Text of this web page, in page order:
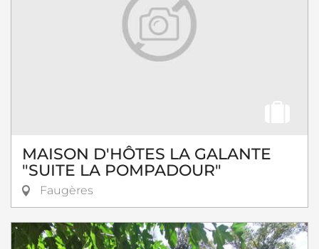
MAISON D'HÔTES LA GALANTE
"SUITE LA POMPADOUR"
Faugères